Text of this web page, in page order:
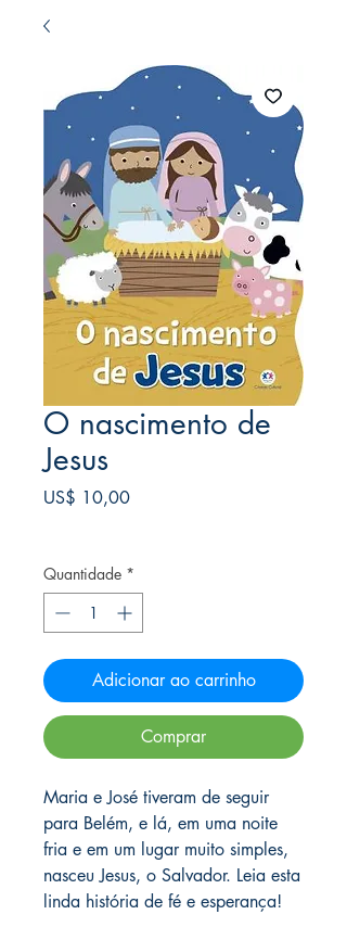
O nascimento de
Jesus
US$ 10,00Preço
Quantidade *
Adicionar ao carrinho
Comprar
Maria e José tiveram de seguir
para Belém, e lá, em uma noite
fria e em um lugar muito simples,
nasceu Jesus, o Salvador. Leia esta
linda história de fé e esperança!